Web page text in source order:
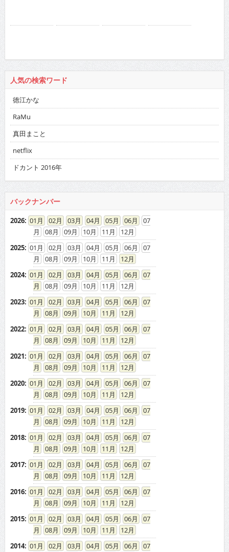
人気の検索ワード
徳江かな
RaMu
真田まこと
netflix
ドカント 2016年
バックナンバー
2026: 01 02 03 04 05 06
07
08
09 10 11
12
2025: 01 02 03 04 05 06
07
08
09 10 11
12
2024: 01 02 03 04 05 06
07
08
09 10 11
12
2023: 01 02 03 04 05 06
07
08
09 10 11
12
2022: 01 02 03 04 05 06
07
08
09 10 11
12
2021: 01 02 03 04 05 06
07
08
09 10 11
12
2020: 01 02 03 04 05 06
07
08
09 10 11
12
2019: 01 02 03 04 05 06
07
08
09 10 11
12
2018: 01 02 03 04 05 06
07
08
09 10 11
12
2017: 01 02 03 04 05 06
07
08
09 10 11
12
2016: 01 02 03 04 05 06
07
08
09 10 11
12
2015: 01 02 03 04 05 06
07
08
09 10 11
12
2014: 01 02 03 04 05 06
07